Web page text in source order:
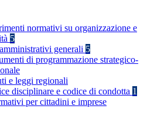
normativi su organizzazione e
5
generali 5
di programmazione strategico-
e leggi regionali
disciplinare e codice di condotta 1
per cittadini e imprese